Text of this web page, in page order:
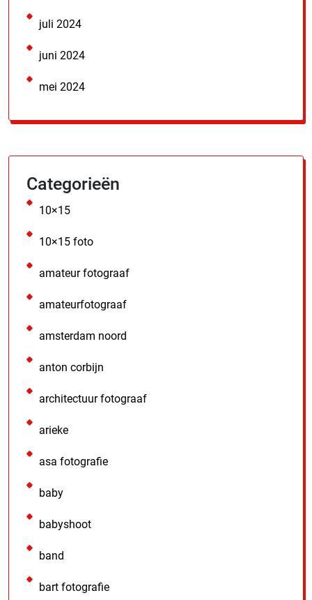
juli 2024
juni 2024
mei 2024
Categorieën
10×15
10×15 foto
amateur fotograaf
amateurfotograaf
amsterdam noord
anton corbijn
architectuur fotograaf
arieke
asa fotografie
baby
babyshoot
band
bart fotografie